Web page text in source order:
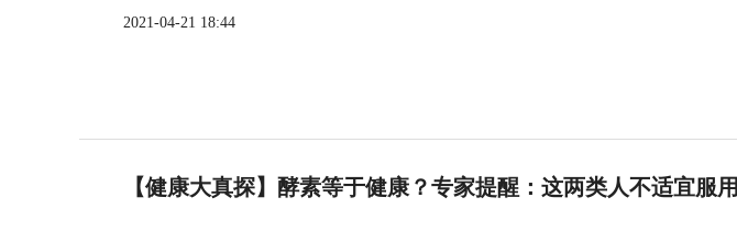
2021-04-21 18:44
【健康大真探】酵素等于健康？专家提醒：这两类人不适宜服用